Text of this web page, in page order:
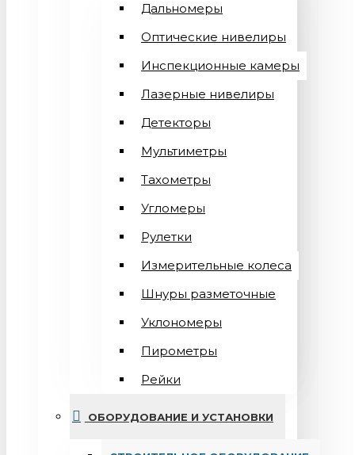
Дальномеры
Оптические нивелиры
Инспекционные камеры
Лазерные нивелиры
Детекторы
Мультиметры
Тахометры
Угломеры
Рулетки
Измерительные колеса
Шнуры разметочные
Уклономеры
Пирометры
Рейки
ОБОРУДОВАНИЕ И УСТАНОВКИ